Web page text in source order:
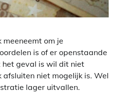
om je
is of er openstaande
het geval is wil dit niet
niet mogelijk is. Wel
lager uitvallen.